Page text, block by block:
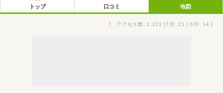
トップ 口コミ 地図
↑ アクセス数: 1,211 [7月: 21 | 6月: 14 ]